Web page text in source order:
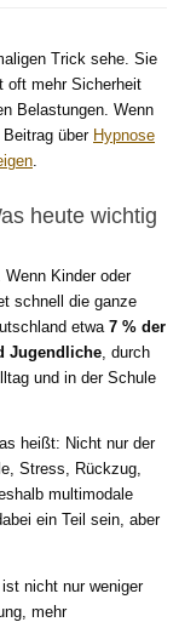
Trick sehe. Sie
oft mehr Sicherheit
Belastungen. Wenn
über Hypnose
heute wichtig
Kinder oder
schnell die ganze
etwa 7 % der
Jugendliche , durch
und in der Schule
heißt: Nicht nur der
Stress, Rückzug,
multimodale
ein Teil sein, aber
nicht nur weniger
mehr